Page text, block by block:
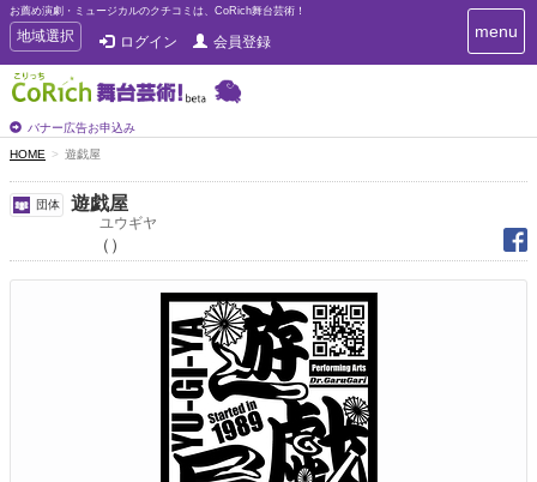
お薦め演劇・ミュージカルのクチコミは、CoRich舞台芸術！
T
o
g
g
e
n
a
v
i
a
t
地域選択 ログイン 会員登録
バナー広告お申込み
T
o
menu
HOME 遊戯屋
団体 遊戯屋
ユウギヤ
（）